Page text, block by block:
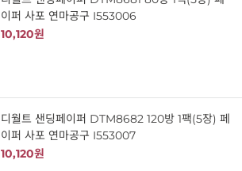
이퍼 사포 연마공구 I553006
10,120원
디월트 샌딩페이퍼 DTM8682 120방 1팩(5장) 페
이퍼 사포 연마공구 I553007
10,120원